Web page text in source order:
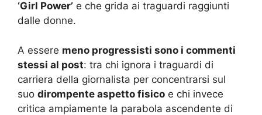
‘Girl Power’ e che grida ai traguardi raggiunti
dalle donne.
A essere meno progressisti sono i commenti
stessi al post: tra chi ignora i traguardi di
carriera della giornalista per concentrarsi sul
suo dirompente aspetto fisico e chi invece
critica ampiamente la parabola ascendente di